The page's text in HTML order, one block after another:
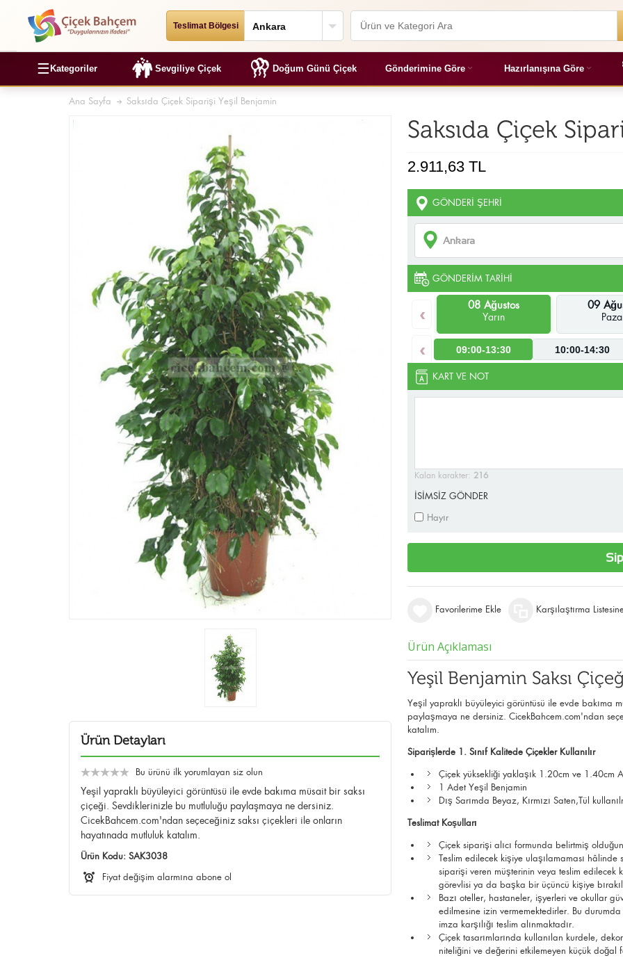
Teslimat Bölgesi
☰ Kategoriler Sevgiliye Çiçek Doğum Günü Çiçek Gönderimine Göre Hazırlanışına Göre
Ana Sayfa Saksıda Çiçek Siparişi Yeşil Benjamin
Ürün Detayları
Bu ürünü ilk yorumlayan siz olun
Yeşil yapraklı büyüleyici görüntüsü ile evde bakıma müsait bir saksı
çiçeği. Sevdiklerinizle bu mutluluğu paylaşmaya ne dersiniz.
CicekBahcem.com'ndan seçeceğiniz saksı çiçekleri ile onların
hayatınada mutluluk katalım.
Ürün Kodu:SAK3038
Fiyat değişim alarmına abone ol
Saksıda Çiçek
2.911,63 TL
GÖNDERI ŞEHRI
GÖNDERIM TARIHI
‹ 08 Ağustos
Yarın
09
‹
09:00-13:30 10:00-14:30
KART VE NOT
Kalan karakter: 216
İSİMSİZ GÖNDER
Hayır
Favorilerime Ekle Karşılaştırma
Ürün Açıklaması
Yeşil Benjamin Saksı
Yeşil yapraklı büyüleyici görüntüsü ile evde bakıma
paylaşmaya ne dersiniz. CicekBahcem.com'ndan
katalım.
Siparişlerde 1. Sınıf Kalitede Çiçekler Kullanılır
Çiçek yüksekliği yaklaşık 1.20cm ve 1.40cm
1 Adet Yeşil Benjamin
Dış Sarımda Beyaz, Kırmızı Saten,Tül
Teslimat Koşulları
Çiçek siparişi alıcı formunda belirtmiş
Teslim edilecek kişiye ulaşılamaması
siparişi veren müşterinin veya teslim edilecek
görevlisi ya da başka bir üçüncü kişiye
Bazı oteller, hastaneler, işyerleri ve okullar
edilmesine izin vermemektedirler. Bu
imza karşılığı teslim alınmaktadır.
Çiçek tasarımlarında kullanılan kurdele,
niteliğini ve değerini etkilemeyen küçük doğal